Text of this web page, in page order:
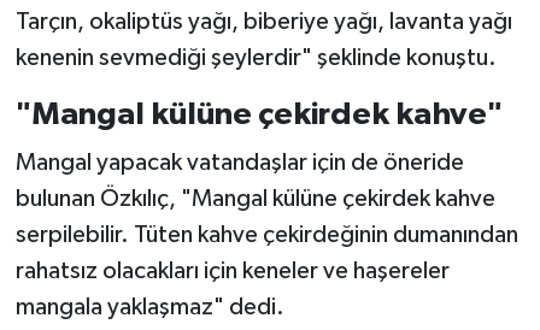
Tarçın, okaliptüs yağı, biberiye yağı, lavanta yağı
kenenin sevmediği şeylerdir" şeklinde konuştu.
"Mangal külüne çekirdek kahve"
Mangal yapacak vatandaşlar için de öneride
bulunan Özkılıç, "Mangal külüne çekirdek kahve
serpilebilir. Tüten kahve çekirdeğinin dumanından
rahatsız olacakları için keneler ve haşereler
mangala yaklaşmaz" dedi.